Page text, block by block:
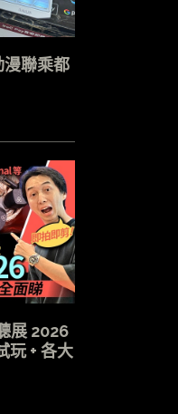
漫聯乘都
展 2026
玩 + 各大